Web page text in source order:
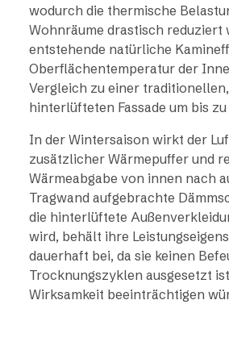
wodurch die thermische
Wohnräume drastisch reduziert
entstehende natürliche
Oberflächentemperatur der
Vergleich zu einer
hinterlüfteten Fassade um bis zu
In der Wintersaison wirkt der
zusätzlicher Wärmepuffer und
Wärmeabgabe von innen nach
Tragwand aufgebrachte
die hinterlüftete
wird, behält ihre
dauerhaft bei, da sie keinen
Trocknungszyklen ausgesetzt
Wirksamkeit beeinträchtigen